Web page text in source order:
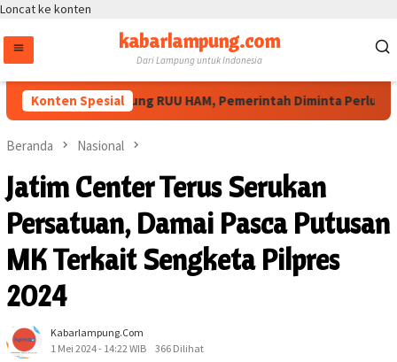
Loncat ke konten
kabarlampung.com
Dari Lampung untuk Indonesia
Konten Spesial
Sipil Dukung RUU HAM, Pemerintah Diminta Perluas
Beranda Nasional
Jatim Center Terus Serukan
Persatuan, Damai Pasca Putusan
MK Terkait Sengketa Pilpres
2024
Kabarlampung.com
1 Mei 2024 - 14:22 WIB
366 Dilihat